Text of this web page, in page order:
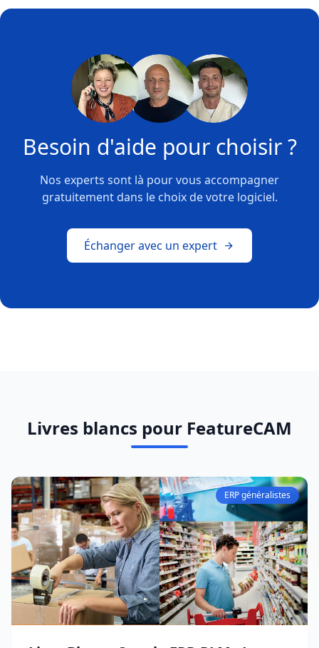
Besoin d'aide pour choisir ?
Nos experts sont là pour vous accompagner
gratuitement dans le choix de votre logiciel.
Échanger avec un expert
Livres blancs pour FeatureCAM
ERP généralistes